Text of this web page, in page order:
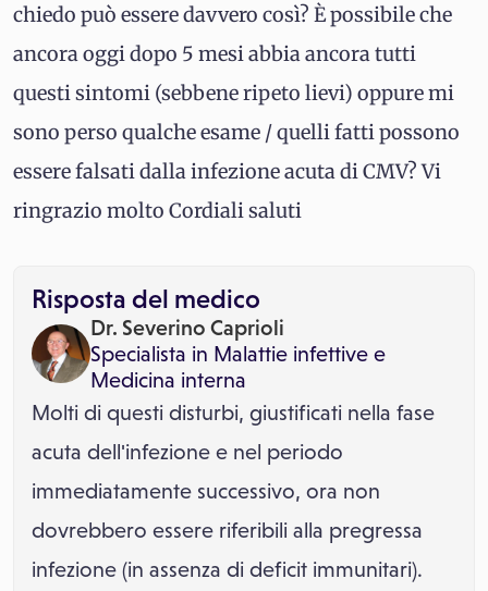
chiedo può essere davvero così? È possibile che
ancora oggi dopo 5 mesi abbia ancora tutti
questi sintomi (sebbene ripeto lievi) oppure mi
sono perso qualche esame / quelli fatti possono
essere falsati dalla infezione acuta di CMV? Vi
ringrazio molto Cordiali saluti
Risposta del medico
Dr. Severino Caprioli
Specialista in Malattie infettive e
Medicina interna
Molti di questi disturbi, giustificati nella fase
acuta dell'infezione e nel periodo
immediatamente successivo, ora non
dovrebbero essere riferibili alla pregressa
infezione (in assenza di deficit immunitari).